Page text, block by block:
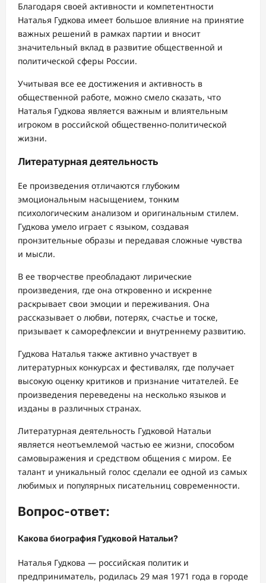
Благодаря своей активности и компетентности
Наталья Гудкова имеет большое влияние на принятие
важных решений в рамках партии и вносит
значительный вклад в развитие общественной и
политической сферы России.
Учитывая все ее достижения и активность в
общественной работе, можно смело сказать, что
Наталья Гудкова является важным и влиятельным
игроком в российской общественно-политической
жизни.
Литературная деятельность
Ее произведения отличаются глубоким
эмоциональным насыщением, тонким
психологическим анализом и оригинальным стилем.
Гудкова умело играет с языком, создавая
пронзительные образы и передавая сложные чувства
и мысли.
В ее творчестве преобладают лирические
произведения, где она откровенно и искренне
раскрывает свои эмоции и переживания. Она
рассказывает о любви, потерях, счастье и тоске,
призывает к саморефлексии и внутреннему развитию.
Гудкова Наталья также активно участвует в
литературных конкурсах и фестивалях, где получает
высокую оценку критиков и признание читателей. Ее
произведения переведены на несколько языков и
изданы в различных странах.
Литературная деятельность Гудковой Натальи
является неотъемлемой частью ее жизни, способом
самовыражения и средством общения с миром. Ее
талант и уникальный голос сделали ее одной из самых
любимых и популярных писательниц современности.
Вопрос-ответ:
Какова биография Гудковой Натальи?
Наталья Гудкова — российская политик и
предприниматель, родилась 29 мая 1971 года в городе